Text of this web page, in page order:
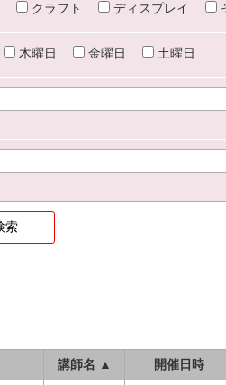
クラフト ディスプレイ
木曜日 金曜日 土曜日
講師名 ▲ 開催日時